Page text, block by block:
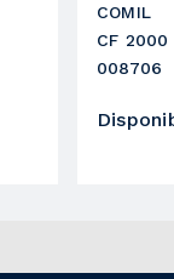
COMIL
CF 2000
008706